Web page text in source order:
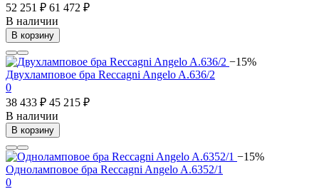
52 251 ₽ 61 472 ₽
В наличии
В корзину
−15%
Двухламповое бра Reccagni Angelo A.636/2
0
38 433 ₽ 45 215 ₽
В наличии
В корзину
−15%
Одноламповое бра Reccagni Angelo A.6352/1
0